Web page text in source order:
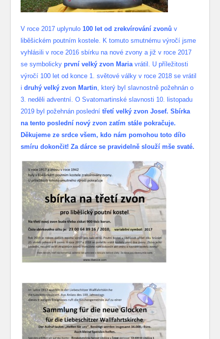
V roce 2017 uplynulo100 let od zrekvírování zvonů v
liběšickém poutním kostele. K tomuto smutnému výročí jsme
vyhlásili v roce 2016 sbírku na nové zvony a již v roce 2017
se symbolickyprvní velký zvon Mariavrátil. U příležitosti
výročí 100 let od konce 1. světové války v roce 2018 se vrátil
idruhý velký zvon Martin, který byl slavnostně požehnán o
3. neděli adventní. O Svatomartinské slavnosti 10. listopadu
2019 byl požehnán poslednítřetí velký zvon Josef. Sbírka
na tento poslední nový zvon zatím stále pokračuje.
Děkujeme ze srdce všem, kdo nám pomohou toto dílo
smíru dokončit! Za dárce se pravidelně slouží mše svaté.